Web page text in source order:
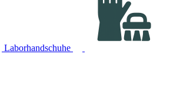
Laborhandschuhe